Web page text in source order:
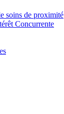
soins de proximité
Concurrente